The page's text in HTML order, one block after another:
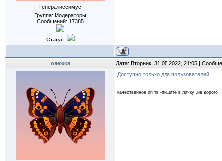
Генералиссимус
Группа: Модераторы
Сообщений: 17385
Статус:
олежка Дата: Вторник, 31.05.2022, 21:05 |
Доступно только для пользователей
качественное ип тв -пишите в личку ,не дорого